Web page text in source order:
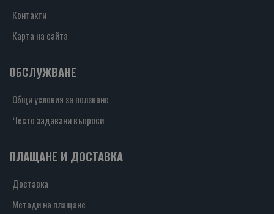
Контакти
Карта на сайта
ОБСЛУЖВАНЕ
Общи условия за ползване
Често задавани въпроси
ПЛАЩАНЕ И ДОСТАВКА
Доставка
Методи на плащане